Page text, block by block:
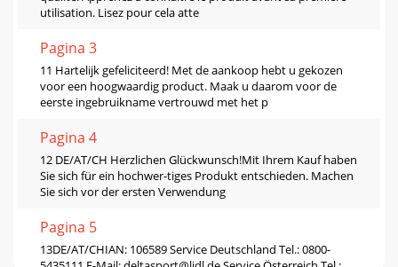
utilisation. Lisez pour cela atte
Pagina 3
11 Hartelijk gefeliciteerd! Met de aankoop hebt u gekozen
voor een hoogwaardig product. Maak u daarom voor de
eerste ingebruikname vertrouwd met het p
Pagina 4
12 DE/AT/CH Herzlichen Glückwunsch!Mit Ihrem Kauf haben
Sie sich für ein hochwer-tiges Produkt entschieden. Machen
Sie sich vor der ersten Verwendung
Pagina 5
13DE/AT/CHIAN: 106589 Service Deutschland Tel.: 0800-